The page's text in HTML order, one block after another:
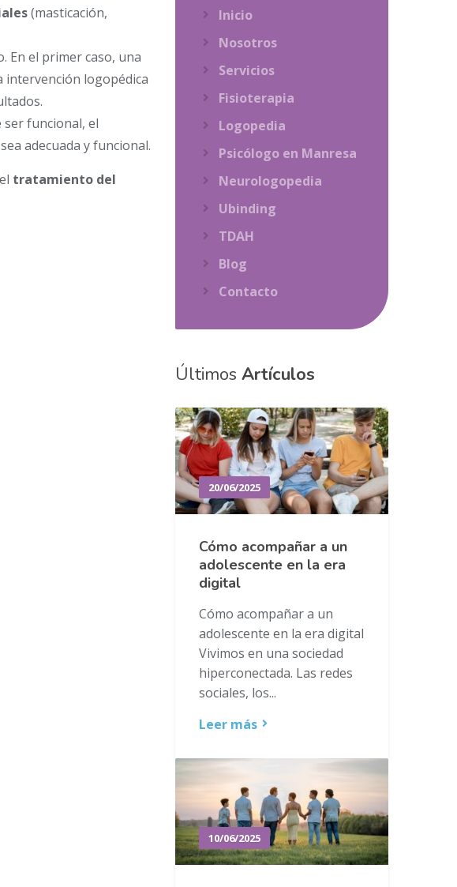
(masticación,
En el primer caso, una
intervención logopédica
funcional, el
adecuada y funcional.
tratamiento del
Inicio
Nosotros
Servicios
Fisioterapia
Logopedia
Psicólogo en Manresa
Neurologopedia
Ubinding
TDAH
Blog
Contacto
Últimos Artículos
20/06/2025
Cómo acompañar a un
adolescente en la era
digital
Cómo acompañar a un
adolescente en la era digital
Vivimos en una sociedad
hiperconectada. Las redes
sociales, los...
Leer más
10/06/2025